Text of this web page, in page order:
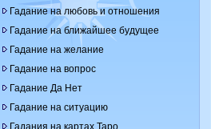
Гадание на любовь и отношения
Гадание на ближайшее будущее
Гадание на желание
Гадание на вопрос
Гадание Да Нет
Гадание на ситуацию
Гадания на картах Таро